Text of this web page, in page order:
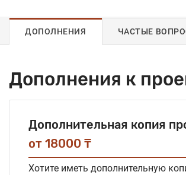
ДОПОЛНЕНИЯ ЧАСТЫЕ
Дополнения к
Дополнительная копия
от 18000 ₸
Хотите иметь дополнительную